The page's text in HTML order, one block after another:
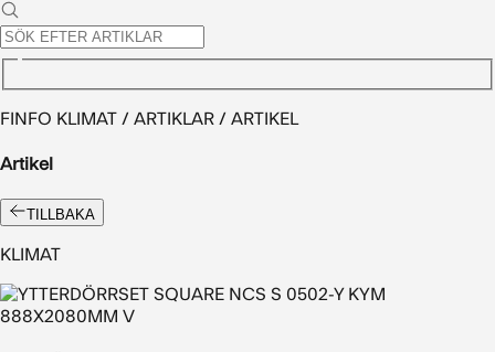
FINFO KLIMAT / ARTIKLAR / ARTIKEL
Artikel
TILLBAKA
KLIMAT